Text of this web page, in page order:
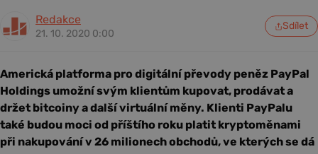
Redakce
21. 10. 2020 0:00
Sdílet
Americká platforma pro digitální převody peněz PayPal
Holdings umožní svým klientům kupovat, prodávat a
držet bitcoiny a další virtuální měny. Klienti PayPalu
také budou moci od příštího roku platit kryptoměnami
při nakupování v 26 milionech obchodů, ve kterých se dá